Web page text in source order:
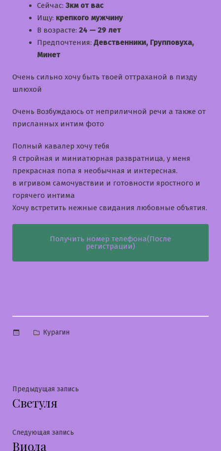
Сейчас: 3км от вас
Ищу: крепкого мужчину
В возрасте: 24 — 29 лет
Предпочтения: Девственники, Групповуха,
Минет
Очень сильно хочу быть твоей оттраханой в пизду
шлюхой
Очень Возбуждаюсь от неприличной речи а также от
присланных интим фото
Полный кавалер хочу тебя
Я стройная и миниатюрная развратница, у меня
прекрасная попа я необычная и интересная.
в игривом самочувствии и готовности яростного и
горячего интима
Хочу встретить нежные свидания любовные объятия.
Получить номер телефона(После
регистрации)
Опубликовано
Курагин
Навигация
по
записям
Предыдущая запись
Светуля
Следующая запись
Виола